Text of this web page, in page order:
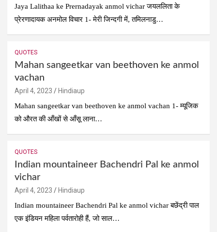
Jaya Lalithaa ke Prernadayak anmol vichar जयललिता के
प्रेरणादायक अनमोल विचार 1- मेरी जिन्दगी में, तमिलनाडु…
QUOTES
Mahan sangeetkar van beethoven ke anmol
vachan
April 4, 2023
Hindiaup
Mahan sangeetkar van beethoven ke anmol vachan 1- म्यूजिक
को औरत की आँखों से आँसू लाना…
QUOTES
Indian mountaineer Bachendri Pal ke anmol
vichar
April 4, 2023
Hindiaup
Indian mountaineer Bachendri Pal ke anmol vichar बछेंद्री पाल
एक इंडियन महिला पर्वतारोही हैं, जो साल…